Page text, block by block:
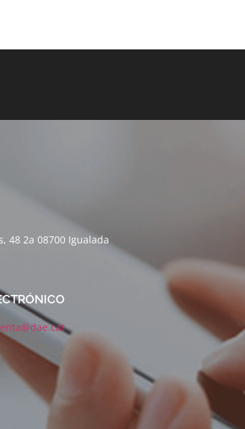
48 2a 08700 Igualada